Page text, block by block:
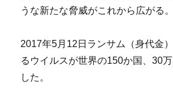
うな新たな脅威がこれから広がる。
2017年5月12日ランサム（身代金
るウイルスが世界の150か国、30
した。